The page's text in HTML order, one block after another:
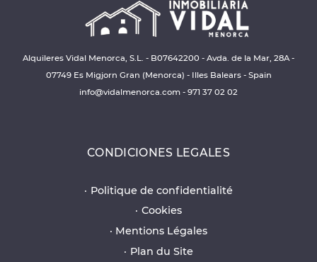
Alquileres Vidal Menorca, S.L. - B07642200 - Avda. de la Mar, 28A -
07749 Es Migjorn Gran (Menorca) - Illes Balears - Spain
info@vidalmenorca.com - 971 37 02 02
CONDICIONES LEGALES
Politique de confidentialité
Cookies
Mentions Légales
Plan du Site